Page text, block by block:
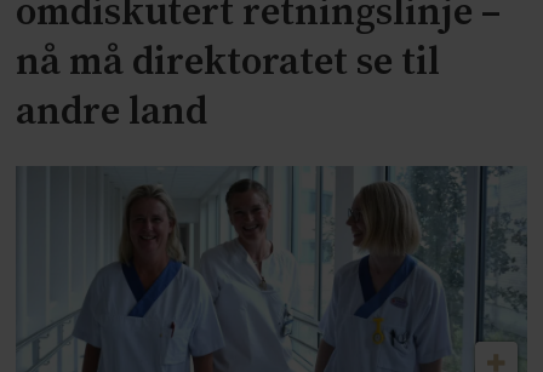
omdiskutert retningslinje –
nå må direktoratet se til
andre land